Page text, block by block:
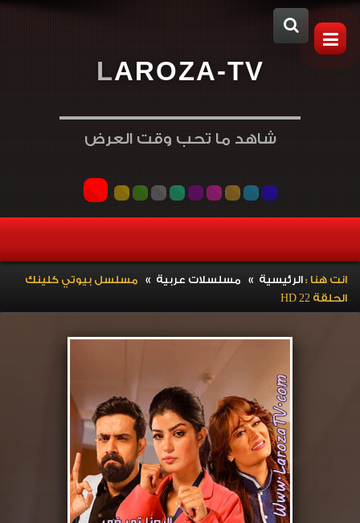
LAROZA-TV
شاهد ما تحب وقت العرض
انت هنا :الرئيسية » مسلسلات عربية » مسلسل بيوتي كلينك
الحلقة 22 HD